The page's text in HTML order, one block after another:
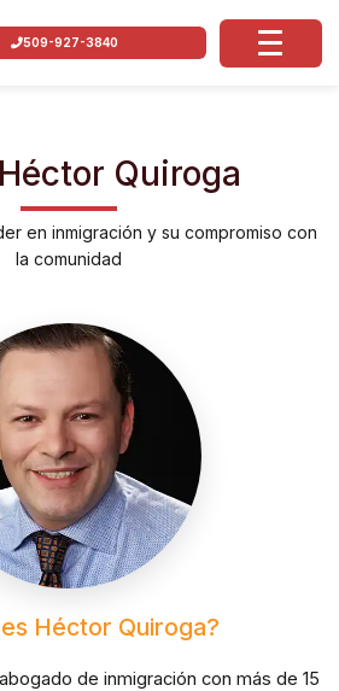
509-927-3840
Quiroga
en inmigración y su compromiso con
la comunidad
Héctor Quiroga?
de inmigración con más de 15